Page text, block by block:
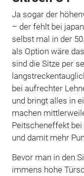
Ja sogar der
– der fehlt bei
selbst mal in der
als Option wäre
sind die Sitze per
bei aufrechter
und bringt alles in
machen
Peitscheneffekt
und damit mehr
Bevor man in den
immens hohe